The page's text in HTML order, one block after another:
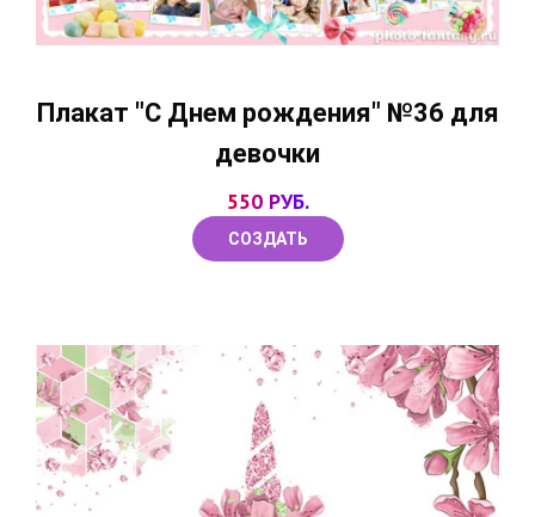
Плакат "С Днем рождения" №36 для
девочки
550 РУБ.
СОЗДАТЬ